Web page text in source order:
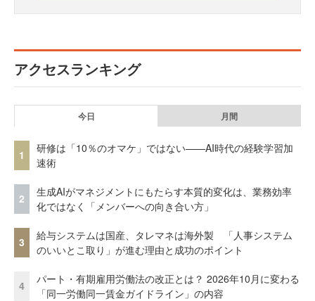
アクセスランキング
今日 月間
1
研修は「10％のオマケ」ではない——AI時代の経験学習加
速術
2
生成AIがマネジメントにもたらす本質的変化は、業務効率
化ではなく「メンバーへの向き合い方」
3
給与システムは国産、タレマネは海外製 「人事システム
のいいとこ取り」が進む理由と成功のポイント
4
パート・有期雇用労働法の改正とは？ 2026年10月に変わる
「同一労働同一賃金ガイドライン」の内容